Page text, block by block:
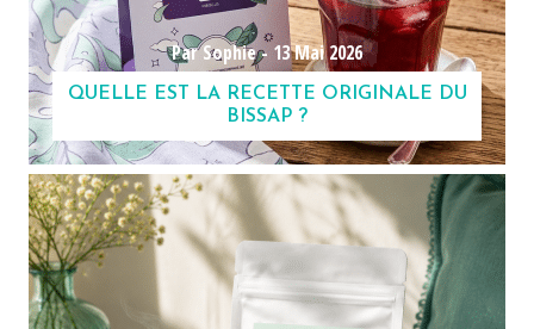
Par Sophie -13 Mai 2026
QUELLE EST LA RECETTE ORIGINALE DU
BISSAP ?